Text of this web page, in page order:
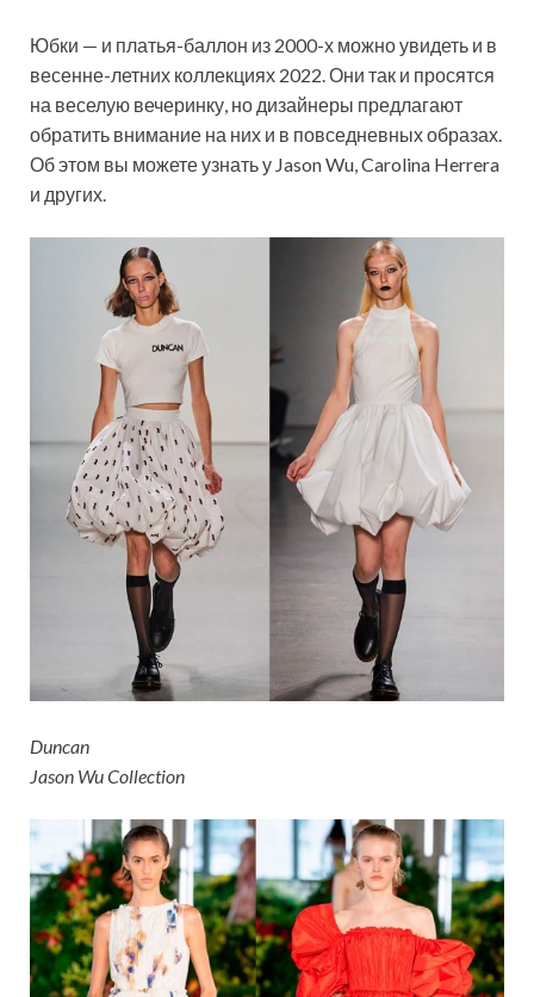
Юбки — и платья-баллон из 2000-х можно увидеть и в
весенне-летних коллекциях 2022. Они так и просятся
на веселую вечеринку, но дизайнеры предлагают
обратить внимание на них и в повседневных образах.
Об этом вы можете узнать у Jason Wu, Carolina Herrera
и других.
Duncan
Jason Wu Collection